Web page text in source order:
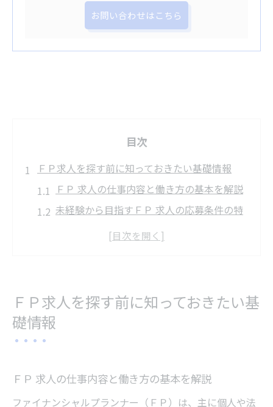
お問い合わせはこちら
目次
ＦＰ求人を探す前に知っておきたい基礎情報
ＦＰ 求人の仕事内容と働き方の基本を解説
未経験から目指すＦＰ 求人の応募条件の特
ファイナンシャルプランナー 求人の主な勤
中
ＦＰ求人を探す前に知っておきたい基
礎情報
ＦＰ 求人の仕事内容と働き方の基本を解説
ファイナンシャルプランナー（ＦＰ）は、主に個人や法